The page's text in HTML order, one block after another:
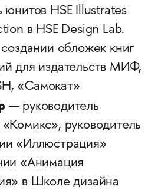
юнитов HSE Illustrates
в HSE Design Lab.
создании обложек книг
для издательств МИФ,
«Самокат»
— руководитель
руководитель
«Иллюстрация»
«Анимация
в Школе дизайна